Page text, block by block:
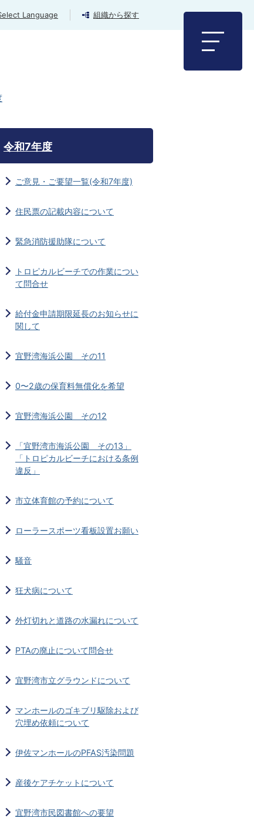
Language 組織から探す
令和7年度
ご意見・ご要望一覧(令和7年度)
住民票の記載内容について
緊急消防援助隊について
トロピカルビーチでの作業につい
て問合せ
給付金申請期限延長のお知らせに
関して
宜野湾海浜公園 その11
0〜2歳の保育料無償化を希望
宜野湾海浜公園 その12
「宜野湾市海浜公園 その13」
「トロピカルビーチにおける条例
違反」
市立体育館の予約について
ローラースポーツ看板設置お願い
騒音
狂犬病について
外灯切れと道路の水漏れについて
PTAの廃止について問合せ
宜野湾市立グラウンドについて
マンホールのゴキブリ駆除および
穴埋め依頼について
伊佐マンホールのPFAS汚染問題
産後ケアチケットについて
宜野湾市民図書館への要望